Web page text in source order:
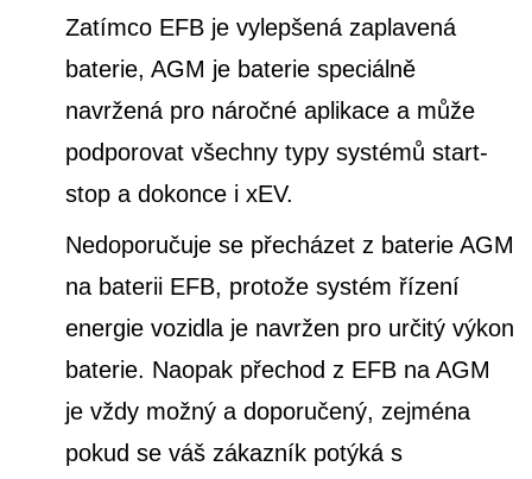
Zatímco EFB je vylepšená zaplavená
baterie, AGM je baterie speciálně
navržená pro náročné aplikace a může
podporovat všechny typy systémů start-
stop a dokonce i xEV.
Nedoporučuje se přecházet z baterie AGM
na baterii EFB, protože systém řízení
energie vozidla je navržen pro určitý výkon
baterie. Naopak přechod z EFB na AGM
je vždy možný a doporučený, zejména
pokud se váš zákazník potýká s